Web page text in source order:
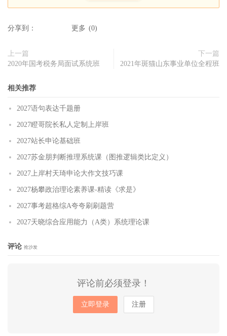
分享到： 更多 (0)
上一篇
2020年国考税务局面试系统班
下一篇
2021年斑猫山东事业单位全程班
相关推荐
2027语句表达千题册
2027瞪哥院长私人定制上岸班
2027站长申论基础班
2027苏金朋判断推理系统课（图推逻辑类比定义）
2027上岸村天琦申论大作文技巧课
2027杨攀政治理论素养课-精读《求是》
2027事考超格综A夸夸刷刷题营
2027天晓综合应用能力（A类）系统理论课
评论 抢沙发
评论前必须登录！
立即登录 注册